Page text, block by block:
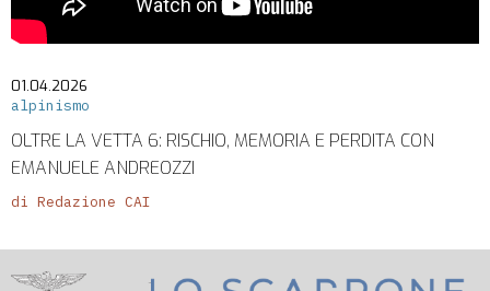
01.04.2026
alpinismo
OLTRE LA VETTA 6: RISCHIO, MEMORIA E PERDITA CON
EMANUELE ANDREOZZI
di Redazione CAI